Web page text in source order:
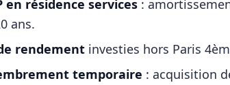
en résidence services :
ans.
rendement investies hors Paris
temporaire : acquisition